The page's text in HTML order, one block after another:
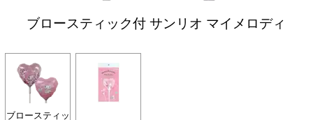
ブロースティック付 サンリオ マイメロディ
ブロースティッ